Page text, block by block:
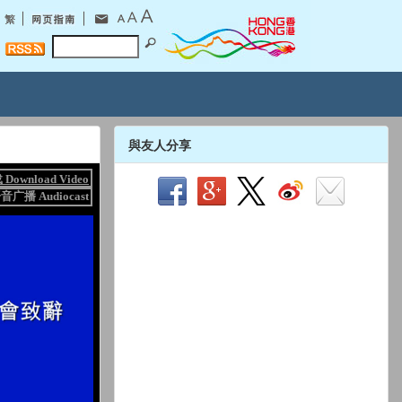
與友人分享